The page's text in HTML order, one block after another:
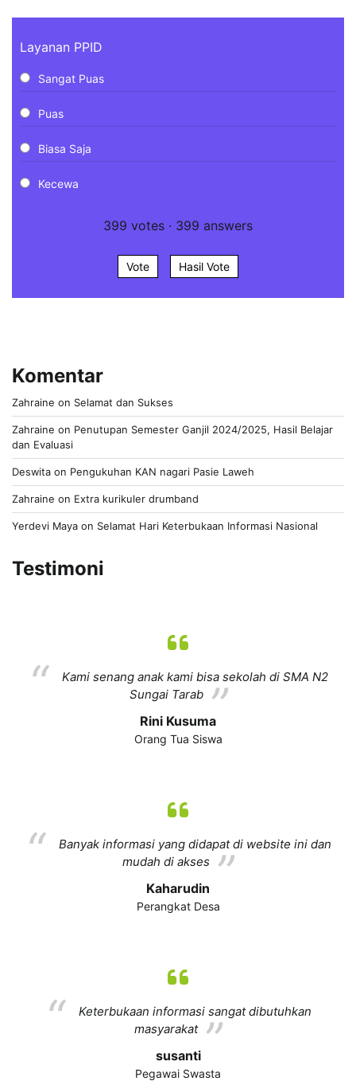
Layanan PPID
Sangat Puas
Puas
Biasa Saja
Kecewa
399 votes · 399 answers
Vote Hasil Vote
Komentar
Zahraine on Selamat dan Sukses
Zahraine on Penutupan Semester Ganjil 2024/2025, Hasil Belajar
dan Evaluasi
Deswita on Pengukuhan KAN nagari Pasie Laweh
Zahraine on Extra kurikuler drumband
Yerdevi Maya on Selamat Hari Keterbukaan Informasi Nasional
Testimoni
Kami senang anak kami bisa sekolah di SMA N2
Sungai Tarab
Rini Kusuma
Orang Tua Siswa
Banyak informasi yang didapat di website ini dan
mudah di akses
Kaharudin
Perangkat Desa
Keterbukaan informasi sangat dibutuhkan
masyarakat
susanti
Pegawai Swasta